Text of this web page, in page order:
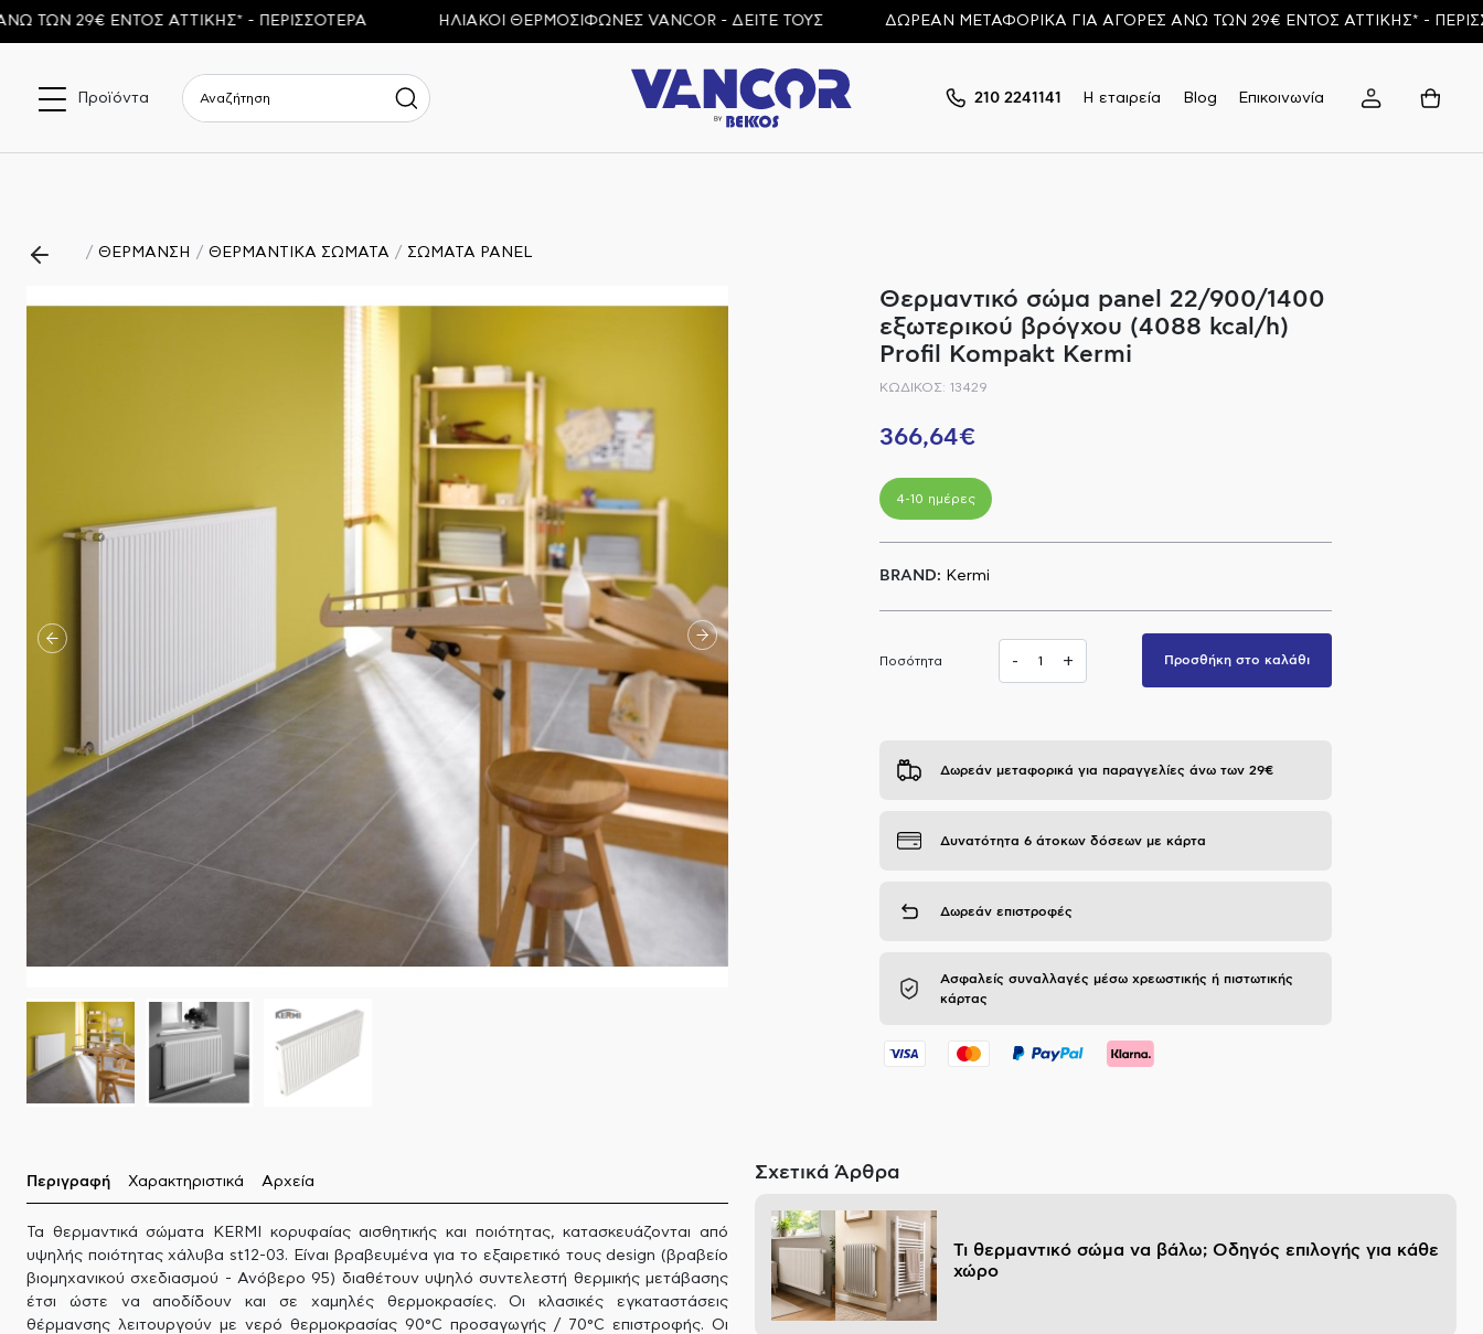
29€ ΕΝΤΟΣ ΑΤΤΙΚΗΣ* - ΠΕΡΙΣΣΟΤΕΡΑ ΗΛΙΑΚΟΙ ΘΕΡΜΟΣΙΦΩΝΕΣ VANCOR - ΔΕΙΤΕ ΤΟΥΣ ΔΩΡΕΑΝ ΜΕΤΑΦΟΡΙΚΑ ΓΙΑ ΑΓΟΡΕΣ ΑΝΩ ΤΩΝ 29€ ΕΝΤΟΣ ΑΤΤΙΚΗΣ* -
Προϊόντα 210 2241141 Η εταιρεία Blog Επικοινωνία
ΘΕΡΜΑΝΣΗ ΘΕΡΜΑΝΤΙΚΑ ΣΩΜΑΤΑ ΣΩΜΑΤΑ PANEL
Θερμαντικό σώμα panel 22/900/1400
εξωτερικού βρόγχου (4088 kcal/h)
Profil Kompakt Kermi
ΚΩΔΙΚΟΣ: 13429
366,64€
4-10 ημέρες
BRAND: Kermi
Ποσότητα - + Προσθήκη στο καλάθι
Δωρεάν μεταφορικά για παραγγελίες άνω των 29€
Δυνατότητα 6 άτοκων δόσεων με κάρτα
Δωρεάν επιστροφές
Ασφαλείς συναλλαγές μέσω χρεωστικής ή πιστωτικής
κάρτας
Περιγραφή Χαρακτηριστικά Αρχεία
Τα θερμαντικά σώματα KERMI κορυφαίας αισθητικής και ποιότητας, κατασκευάζονται από
υψηλής ποιότητας χάλυβα st12-03. Είναι βραβευμένα για το εξαιρετικό τους design (βραβείο
βιομηχανικού σχεδιασμού - Ανόβερο 95) διαθέτουν υψηλό συντελεστή θερμικής μετάβασης
έτσι ώστε να αποδίδουν και σε χαμηλές θερμοκρασίες. Οι κλασικές εγκαταστάσεις
θέρμανσης λειτουργούν με νερό θερμοκρασίας 90°C προσαγωγής / 70°C επιστροφής. Οι
Σχετικά Άρθρα
Τι θερμαντικό σώμα να βάλω; Οδηγός επιλογής για κάθε
χώρο